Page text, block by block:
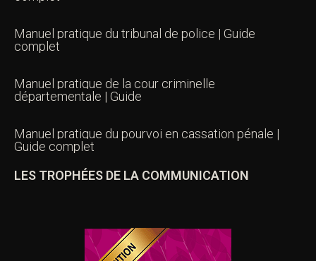
Manuel pratique du tribunal de police | Guide
complet
Manuel pratique de la cour criminelle
départementale | Guide
Manuel pratique du pourvoi en cassation pénale |
Guide complet
LES TROPHÉES DE LA COMMUNICATION